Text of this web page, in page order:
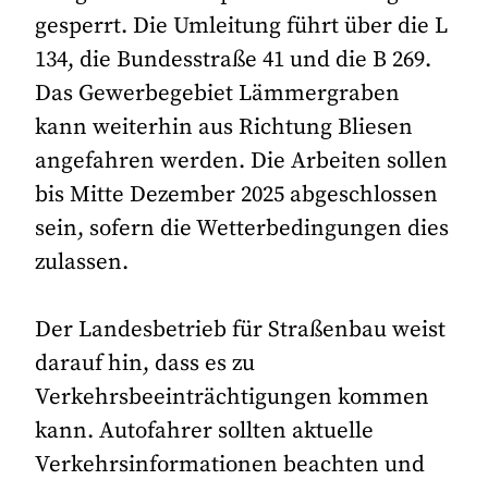
gesperrt. Die Umleitung führt über die L
134, die Bundesstraße 41 und die B 269.
Das Gewerbegebiet Lämmergraben
kann weiterhin aus Richtung Bliesen
angefahren werden. Die Arbeiten sollen
bis Mitte Dezember 2025 abgeschlossen
sein, sofern die Wetterbedingungen dies
zulassen.
Der Landesbetrieb für Straßenbau weist
darauf hin, dass es zu
Verkehrsbeeinträchtigungen kommen
kann. Autofahrer sollten aktuelle
Verkehrsinformationen beachten und